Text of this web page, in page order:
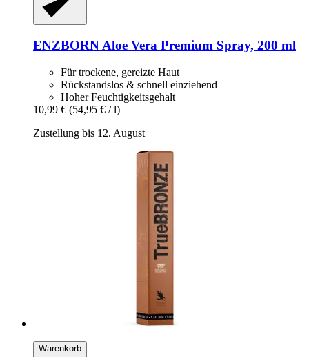
ENZBORN Aloe Vera Premium Spray, 200 ml
Für trockene, gereizte Haut
Rückstandslos & schnell einziehend
Hoher Feuchtigkeitsgehalt
10,99 € (54,95 € / l)
Zustellung bis 12. August
Warenkorb